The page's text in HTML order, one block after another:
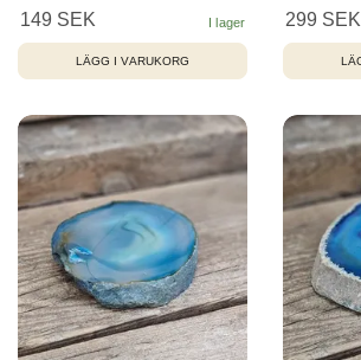
149 SEK 299 SEK